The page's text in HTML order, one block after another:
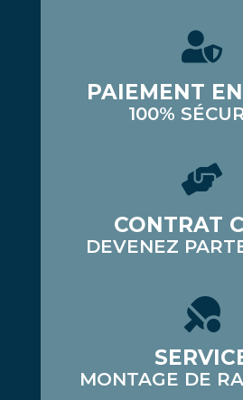
PAIEMENT
100%
CONTRAT
DEVENEZ
MONTAGE DE